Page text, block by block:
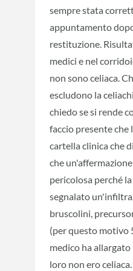
sempre stata
appuntamento
restituzione.
medici e nel
non sono celiaca.
escludono la
chiedo se si rende
faccio presente che
cartella clinica che
che
pericolosa perché
segnalato
bruscolini,
(per questo motivo
medico ha
loro non ero